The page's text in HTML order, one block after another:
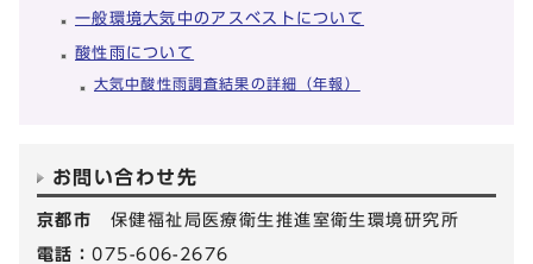
一般環境大気中のアスベストについて
酸性雨について
大気中酸性雨調査結果の詳細（年報）
お問い合わせ先
京都市 保健福祉局医療衛生推進室衛生環境研究所
電話：075-606-2676